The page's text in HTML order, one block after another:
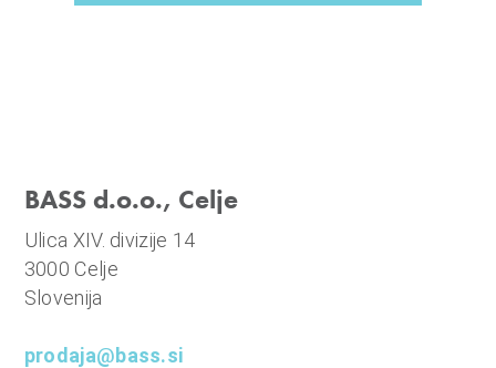
BASS d.o.o., Celje
Ulica XIV. divizije 14
3000 Celje
Slovenija
prodaja@bass.si